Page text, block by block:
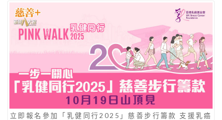
立即報名參加「乳健同行2025」慈善步行籌款 支援乳癌